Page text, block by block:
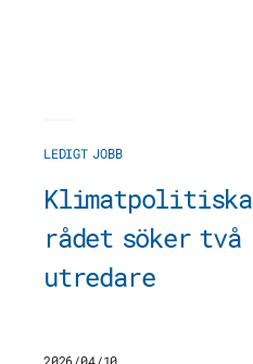
LEDIGT JOBB
Klimatpolitiska
rådet söker två
utredare